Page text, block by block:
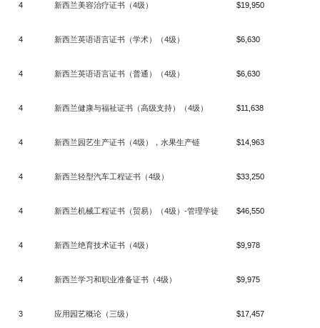
4 新西兰美容治疗证书（4级） $19,950
4 新西兰英语语言证书（学术）（4级） $6,630
4 新西兰英语语言证书（普通）（4级） $6,630
4 新西兰健康与福祉证书（高级支持）（4级） $11,638
4 新西兰园艺生产证书（4级），水果生产链 $14,963
4 新西兰轻型汽车工程证书（4级） $33,250
4 新西兰机械工程证书（贸易）（4级） -管理学徒 $46,550
4 新西兰绝育技术证书（4级） $9,978
4 新西兰学习和职业准备证书（4级） $9,975
3 应用园艺概论（三级） $17,457